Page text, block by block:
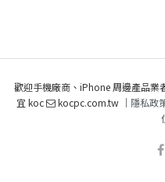
歡迎手機廠商、iPhone 周邊產品業
宜 koc
kocpc.com.tw ｜ 隱私政